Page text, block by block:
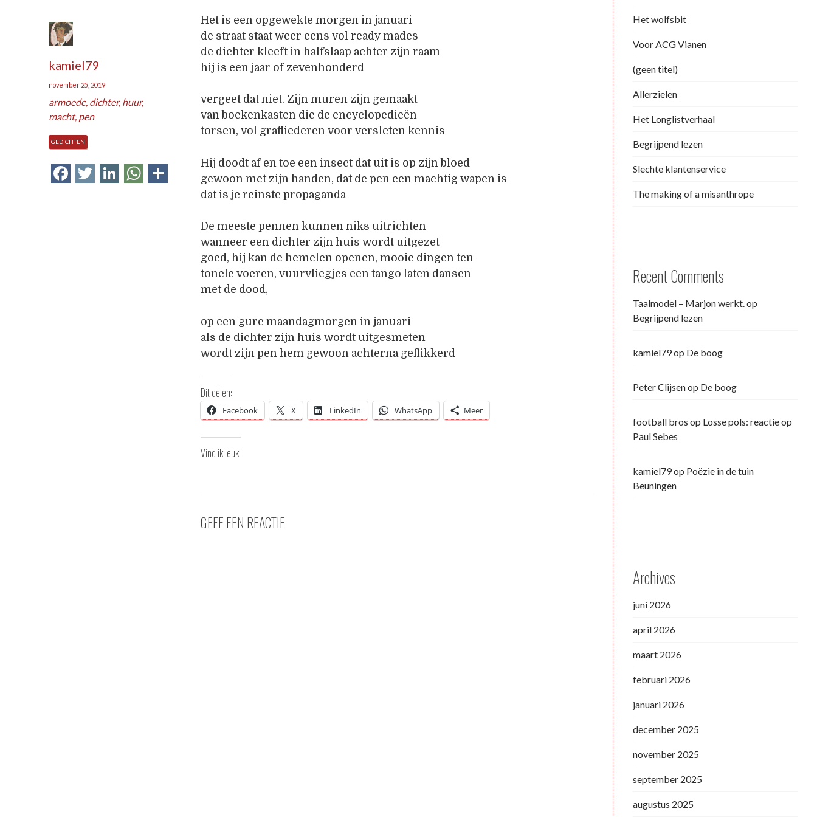
kamiel79
november 25, 2019
armoede, dichter, huur,
macht, pen
GEDICHTEN
Facebook
Twitter
LinkedInWhatsApp
Delen
Het is een opgewekte morgen in januari
de straat staat weer eens vol ready mades
de dichter kleeft in halfslaap achter zijn raam
hij is een jaar of zevenhonderd
vergeet dat niet. Zijn muren zijn gemaakt
van boekenkasten die de encyclopedieën
torsen, vol grafliederen voor versleten kennis
Hij doodt af en toe een insect dat uit is op zijn bloed
gewoon met zijn handen, dat de pen een machtig wapen is
dat is je reinste propaganda
De meeste pennen kunnen niks uitrichten
wanneer een dichter zijn huis wordt uitgezet
goed, hij kan de hemelen openen, mooie dingen ten
tonele voeren, vuurvliegjes een tango laten dansen
met de dood,
op een gure maandagmorgen in januari
als de dichter zijn huis wordt uitgesmeten
wordt zijn pen hem gewoon achterna geflikkerd
Dit delen:
Facebook X LinkedIn WhatsApp Meer
Vind ik leuk:
GEEF EEN REACTIE
Het wolfsbit
Voor ACG Vianen
(geen titel)
Allerzielen
Het Longlistverhaal
Begrijpend lezen
Slechte klantenservice
The making of a misanthrope
Recent Comments
Taalmodel – Marjon werkt.op
Begrijpend lezen
kamiel79op De boog
Peter Clijsenop De boog
football bros op Losse pols: reactie op
Paul Sebes
kamiel79op Poëzie in de tuin
Beuningen
Archives
juni 2026
april 2026
maart 2026
februari 2026
januari 2026
december 2025
november 2025
september 2025
augustus 2025